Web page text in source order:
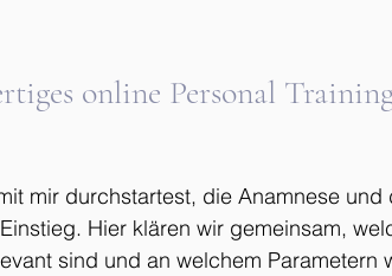
online Personal
mir durchstartest, die Anamnese und
Hier klären wir gemeinsam,
sind und an welchem Parametern